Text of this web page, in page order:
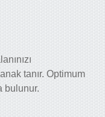
tanır. Optimum
bulunur.